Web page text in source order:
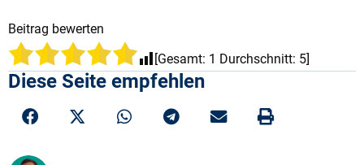
Beitrag bewerten
[Gesamt: 1 Durchschnitt: 5]
Diese Seite empfehlen